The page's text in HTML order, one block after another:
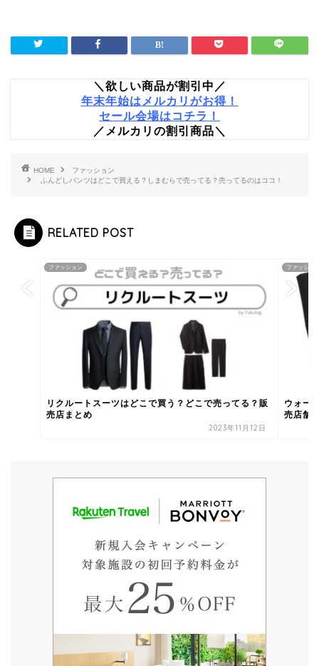
＼欲しい商品が割引中／
年末年始はメルカリがお得！
セール会場はコチラ！
／メルカリの割引商品＼
HOME
ファッション
ふんどしパンツはどこで買える？しまむらで売ってる？売ってるのはココ！
RELATED POST
ファッション
リクルートスーツはどこで買う？どこで売ってる？販
売店まとめ
2023年11月12日
ファッショ
ウォー
売店舗